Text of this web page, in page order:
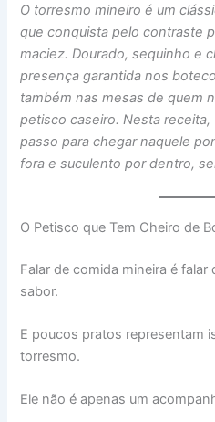
O torresmo mineiro é um
que conquista pelo contraste
maciez. Dourado, sequinho e
presença garantida nos
também nas mesas de quem
petisco caseiro. Nesta
passo para chegar naquele
fora e suculento por dentro,
O Petisco que Tem Cheiro de
Falar de comida mineira é
sabor.
E poucos pratos representam
torresmo.
Ele não é apenas um